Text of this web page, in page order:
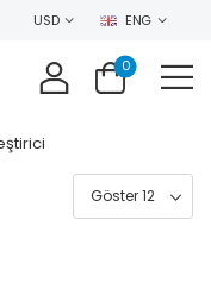
USD ENG
0